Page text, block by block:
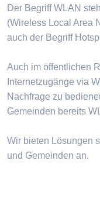
Der Begriff WLAN
(Wireless Local Area
auch der Begriff
Auch im öffentlichen
Internetzugänge via
Nachfrage zu
Gemeinden bereits
Wir bieten Lösungen
und Gemeinden an.